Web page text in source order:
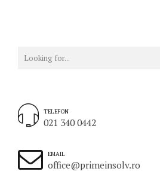
TELEFON
021 340 0442
EMAIL
office@primeinsolv.ro